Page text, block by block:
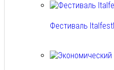
Фестиваль